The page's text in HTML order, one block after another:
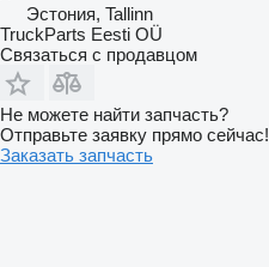
Эстония, Tallinn
TruckParts Eesti OÜ
Связаться с продавцом
Не можете найти запчасть?
Отправьте заявку прямо сейчас!
Заказать запчасть